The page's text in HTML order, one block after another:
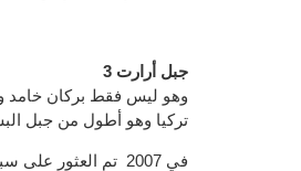
3 جبل أرارت
تركيا وهو أطول من جبل البس 4.810 متر على الحدود
في 2007 تم العثور على سبع ألواح خشبية قريبة في قمة الجبل